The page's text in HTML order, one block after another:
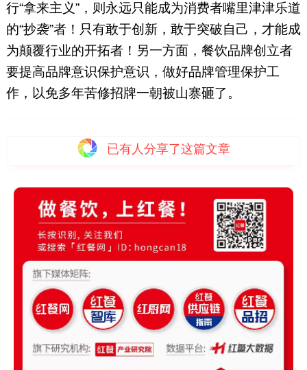
行“拿来主义”，则永远只能成为消费者嘴里津津乐道
的“抄袭”者！只有敢于创新，敢于突破自己，才能成
为颠覆行业的开拓者！另一方面，餐饮品牌创立者
要提高品牌意识保护意识，做好品牌管理保护工
作，以免多年苦修招牌一朝被山寨砸了。
已有 人分享了这篇文章